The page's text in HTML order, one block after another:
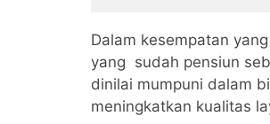
Dalam kesempatan
yang sudah pensiun
dinilai mumpuni dalam
meningkatkan kualitas